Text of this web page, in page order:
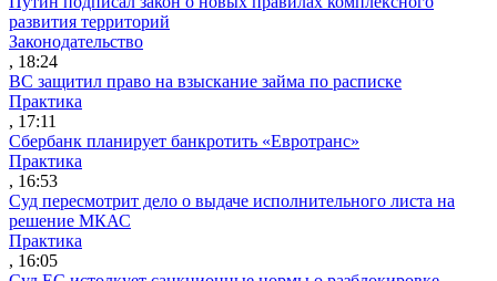
развития территорий
Законодательство
, 18:24
ВС защитил право на взыскание займа по расписке
Практика
, 17:11
Сбербанк планирует банкротить «Евротранс»
Практика
, 16:53
Суд пересмотрит дело о выдаче исполнительного листа на
решение МКАС
Практика
, 16:05